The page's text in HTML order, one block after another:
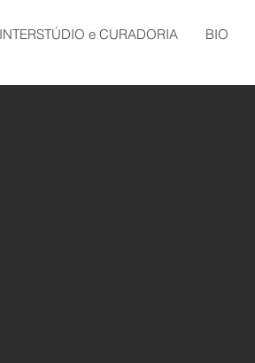
INTERSTÚDIO e CURADORIA BIO